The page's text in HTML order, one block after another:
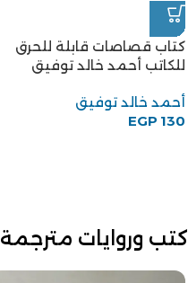
كتاب قصاصات قابلة للحرق
للكاتب أحمد خالد توفيق
أحمد خالد توفيق
EGP 130
كتب وروايات مترجمة